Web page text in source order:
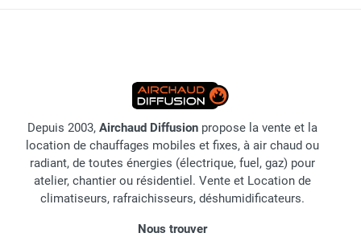
Depuis 2003, Airchaud Diffusion propose la vente et la
location de chauffages mobiles et fixes, à air chaud ou
radiant, de toutes énergies (électrique, fuel, gaz) pour
atelier, chantier ou résidentiel. Vente et Location de
climatiseurs, rafraichisseurs, déshumidificateurs.
Nous trouver